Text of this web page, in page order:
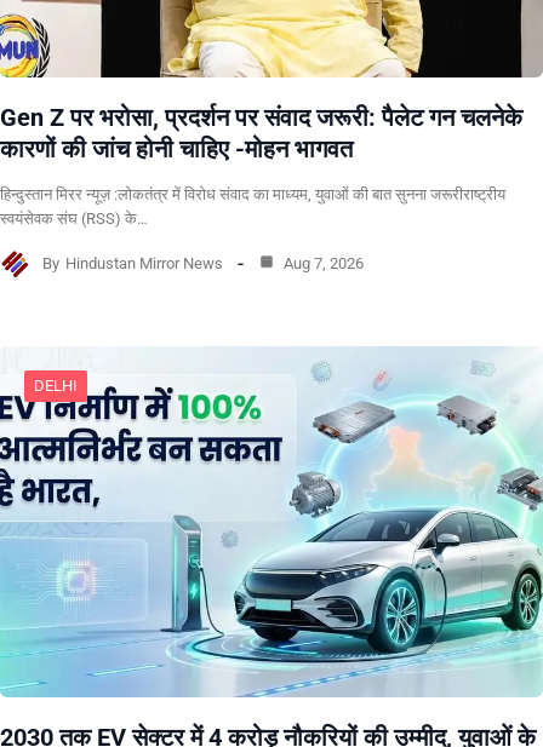
Gen Z पर भरोसा, प्रदर्शन पर संवाद जरूरी: पैलेट गन चलनेके
कारणों की जांच होनी चाहिए -मोहन भागवत
हिन्दुस्तान मिरर न्यूज़ :लोकतंत्र में विरोध संवाद का माध्यम, युवाओं की बात सुनना जरूरीराष्ट्रीय
स्वयंसेवक संघ (RSS) के…
By Hindustan Mirror News Aug 7, 2026
DELHI
2030 तक EV सेक्टर में 4 करोड़ नौकरियों की उम्मीद, युवाओं के